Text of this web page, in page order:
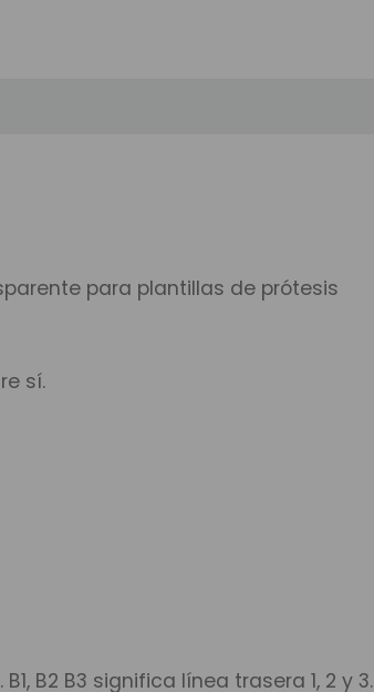
para plantillas de prótesis
sí.
B2 B3 significa línea trasera 1, 2 y 3.